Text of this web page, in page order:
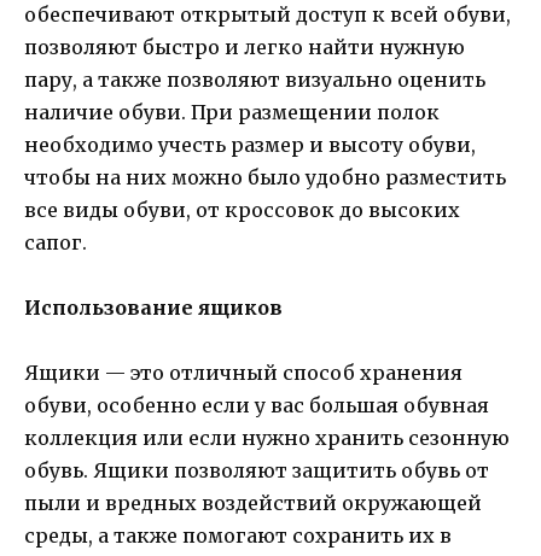
обеспечивают открытый доступ к всей обуви,
позволяют быстро и легко найти нужную
пару, а также позволяют визуально оценить
наличие обуви. При размещении полок
необходимо учесть размер и высоту обуви,
чтобы на них можно было удобно разместить
все виды обуви, от кроссовок до высоких
сапог.
Использование ящиков
Ящики — это отличный способ хранения
обуви, особенно если у вас большая обувная
коллекция или если нужно хранить сезонную
обувь. Ящики позволяют защитить обувь от
пыли и вредных воздействий окружающей
среды, а также помогают сохранить их в